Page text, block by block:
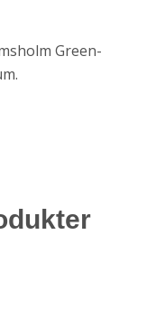
Green-